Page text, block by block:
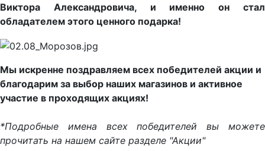
Виктора Александровича, и именно он стал
обладателем этого ценного подарка!
Мы искренне поздравляем всех победителей акции и
благодарим за выбор наших магазинов и активное
участие в проходящих акциях!
*Подробные имена всех победителей вы можете
прочитать на нашем сайте разделе "Акции"